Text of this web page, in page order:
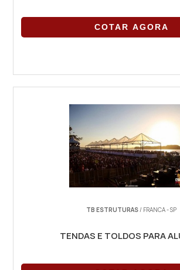
COTAR AGORA
TB ESTRUTURAS/ FRANCA - SP
TENDAS E TOLDOS PARA